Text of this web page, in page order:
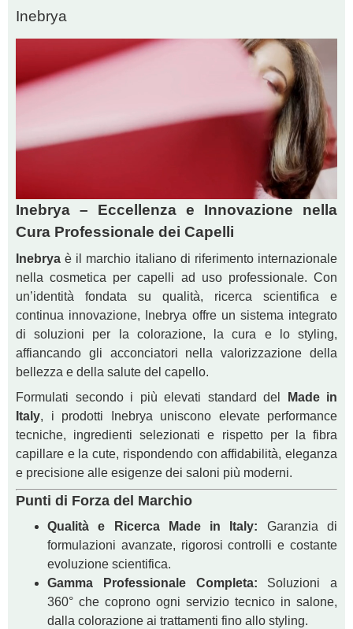
Inebrya
Inebrya – Eccellenza e Innovazione nella
Cura Professionale dei Capelli
Inebrya è il marchio italiano di riferimento internazionale
nella cosmetica per capelli ad uso professionale. Con
un’identità fondata su qualità, ricerca scientifica e
continua innovazione, Inebrya offre un sistema integrato
di soluzioni per la colorazione, la cura e lo styling,
affiancando gli acconciatori nella valorizzazione della
bellezza e della salute del capello.
Formulati secondo i più elevati standard del
Made in
Italy, i prodotti Inebrya uniscono elevate performance
tecniche, ingredienti selezionati e rispetto per la fibra
capillare e la cute, rispondendo con affidabilità, eleganza
e precisione alle esigenze dei saloni più moderni.
Punti di Forza del Marchio
Qualità e Ricerca Made in Italy: Garanzia di
formulazioni avanzate, rigorosi controlli e costante
evoluzione scientifica.
Gamma Professionale Completa: Soluzioni a
360° che coprono ogni servizio tecnico in salone,
dalla colorazione ai trattamenti fino allo styling.